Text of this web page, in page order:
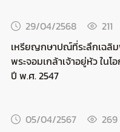
29/04/2568 211
เหรียญกษาปณ์ที่ระลึกเฉลิม
พระจอมเกล้าเจ้าอยู่หัว ใน
ปี พ.ศ. 2547
05/04/2567 269